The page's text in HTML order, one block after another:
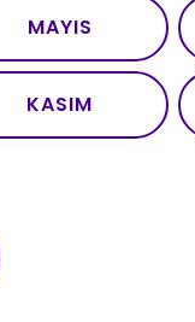
MAYIS
KASIM